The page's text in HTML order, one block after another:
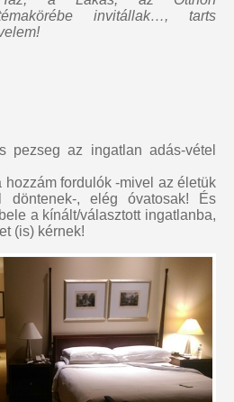
invitállak…, tarts
pezseg az ingatlan adás-vétel
hozzám fordulók -mivel az életük
döntenek-, elég óvatosak! És
a kínált/választott ingatlanba,
(is) kérnek!